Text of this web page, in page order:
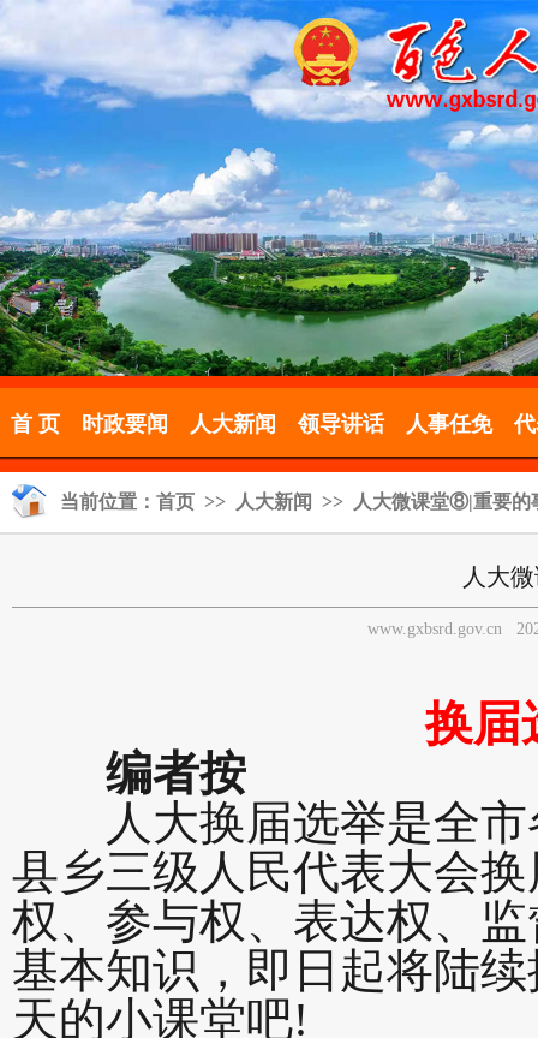
首 页 时政要闻 人大新闻 领导讲话 人事任免
当前位置： 首页 >> 人大新闻 >> 人大微课堂⑧|重要的
人大
www.gxbsrd.gov.cn
换届
编者按
人大换届选举是全市
县乡三级人民代表大会
权、参与权、表达权、
基本知识，即日起将陆
天的小课堂吧!